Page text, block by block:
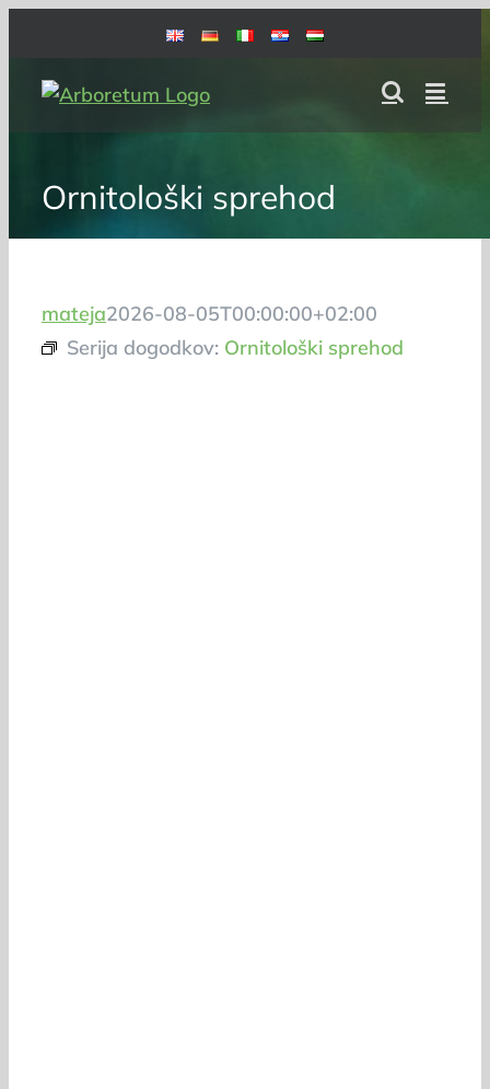
content
Ornitološki sprehod
mateja2026-08-05T00:00:00+02:00
Serija dogodkov: Ornitološki sprehod